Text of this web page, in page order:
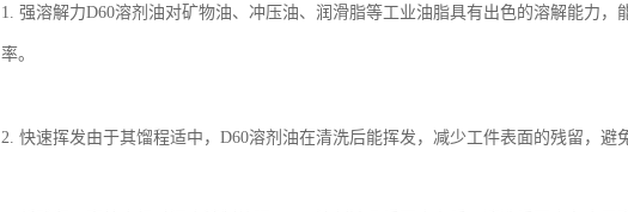
1. 强溶解力D60溶剂油对矿物油、冲压油、润滑脂等工业油脂具有出色的溶解能力
率。
2. 快速挥发由于其馏程适中，D60溶剂油在清洗后能挥发，减少工件表面的残留，避